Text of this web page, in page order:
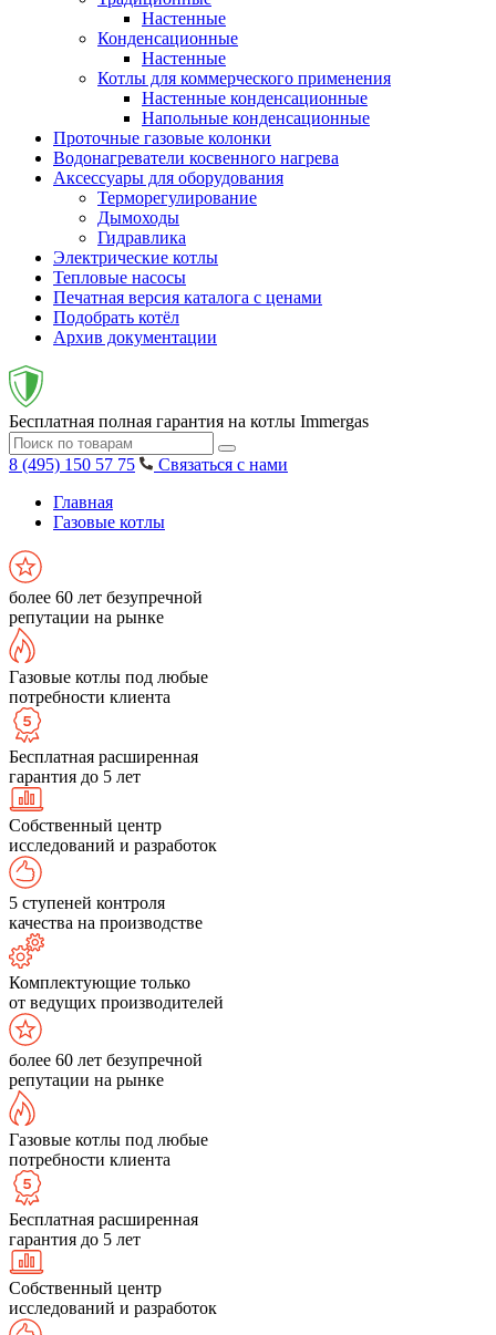
Настенные
Конденсационные
Настенные
Котлы для коммерческого применения
Настенные конденсационные
Напольные конденсационные
Проточные газовые колонки
Водонагреватели косвенного нагрева
Аксессуары для оборудования
Терморегулирование
Дымоходы
Гидравлика
Электрические котлы
Тепловые насосы
Печатная версия каталога с ценами
Подобрать котёл
Архив документации
Бесплатная полная гарантия на котлы Immergas
8 (495) 150 57 75
Связаться с нами
Главная
Газовые котлы
более 60 лет безупречной
репутации на рынке
Газовые котлы под любые
потребности клиента
Бесплатная расширенная
гарантия до 5 лет
Собственный центр
исследований и разработок
5 ступеней контроля
качества на производстве
Комплектующие только
от ведущих производителей
более 60 лет безупречной
репутации на рынке
Газовые котлы под любые
потребности клиента
Бесплатная расширенная
гарантия до 5 лет
Собственный центр
исследований и разработок